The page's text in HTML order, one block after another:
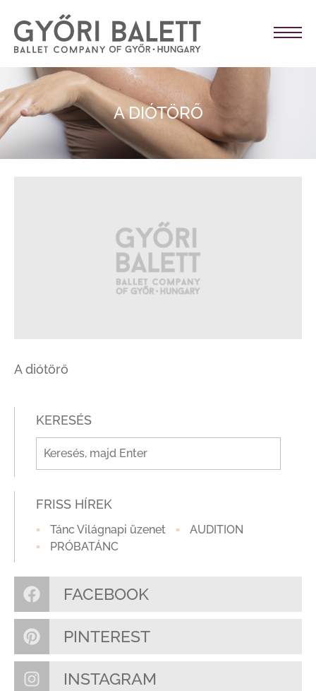
A DIÓTÖRŐ
A diótörő
KERESÉS
FRISS HÍREK
Tánc Világnapi üzenet
AUDITION
PRÓBATÁNC
FACEBOOK
PINTEREST
INSTAGRAM